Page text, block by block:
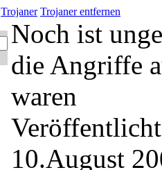
Trojaner Trojaner entfernen
Noch ist
die Angriffe
waren
10.August